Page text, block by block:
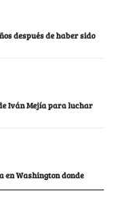
después de haber sido
Iván Mejía para luchar
en Washington donde